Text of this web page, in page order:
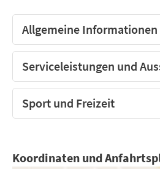
Allgemeine Informationen
Serviceleistungen und
Sport und Freizeit
Koordinaten und